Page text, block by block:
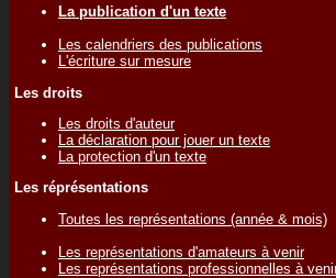
La publication d'un texte
Les calendriers des publications
L'écriture sur mesure
Les droits
Les droits d'auteur
La déclaration pour jouer un texte
La protection d'un texte
Les réprésentations
Toutes les représentations (année & mois)
Les représentations d'amateurs à venir
Les représentations professionnelles à